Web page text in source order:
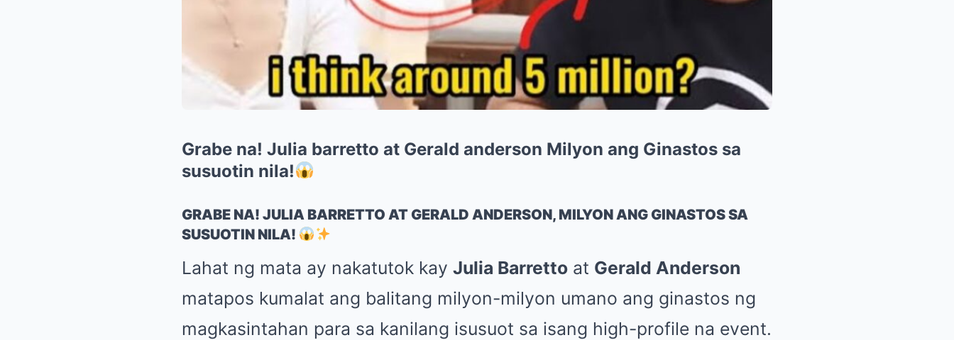
Grabe na! Julia barretto at Gerald anderson Milyon ang Ginastos sa
susuotin nila!
GRABE NA! JULIA BARRETTO AT GERALD ANDERSON, MILYON ANG GINASTOS SA
SUSUOTIN NILA!
Lahat ng mata ay nakatutok kay Julia Barretto at Gerald Anderson
matapos kumalat ang balitang milyon-milyon umano ang ginastos ng
magkasintahan para sa kanilang isusuot sa isang high-profile na event.